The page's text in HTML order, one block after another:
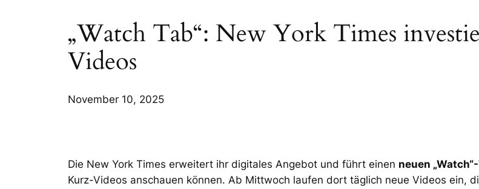
„Watch Tab“: New York Times
Videos
November 10, 2025
Die New York Times erweitert ihr digitales Angebot und führt einen neuen
Kurz-Videos anschauen können. Ab Mittwoch laufen dort täglich neue Videos ein,